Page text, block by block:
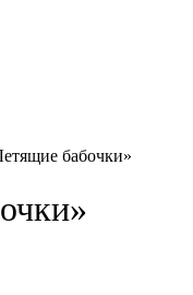
бабочки»